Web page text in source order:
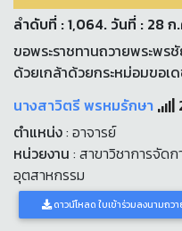
ลำดับที่ : 1,064. วันที่ : 28 ก
ขอพระราชทานถวายพระพร
ด้วยเกล้าด้วยกระหม่อมขอเ
นางสาวิตรี พรหมรักษา
ตำแหน่ง: อาจารย์
หน่วยงาน : สาขาวิชาการจัด
อุตสาหกรรม
ดาวน์โหลด ใบเข้าร่วมลงนามถวา